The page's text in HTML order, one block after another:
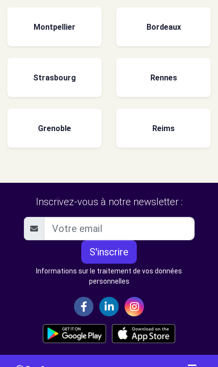
Montpellier Bordeaux
Strasbourg Rennes
Grenoble Reims
Inscrivez-vous à notre newsletter :
S'inscrire
Informations sur le traitement de vos données
personnelles